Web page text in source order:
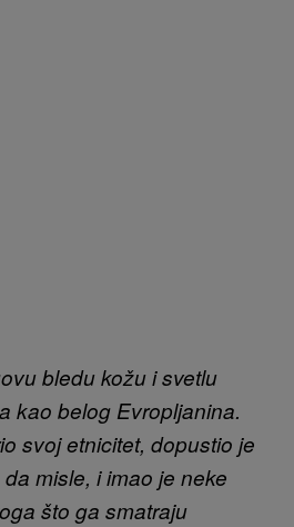
bledu kožu i svetlu
kao belog Evropljanina.
svoj etnicitet, dopustio je
misle, i imao je neke
što ga smatraju